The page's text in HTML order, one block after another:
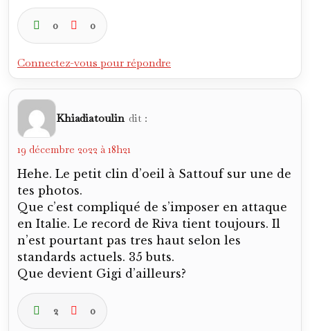
Connectez-vous pour répondre
Verano82 dit :
19 décembre 2022 à 19h20
Eh eh, y a quelque chose de Lacoste, t’es
d’accord, non ?
Riva, je ne sais pas ce qu’il devient. Est-il
encore en Sardaigne ou est-il revenu sur le
continent ? Comment vit-il le déclassement
de Cagliari ?
0 0
Connectez-vous pour répondre